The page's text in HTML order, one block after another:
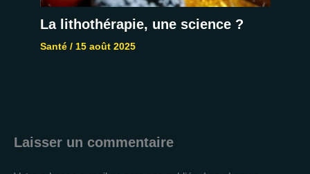
La lithothérapie, une science ?
Santé/ 15 août 2025
Laisser un commentaire